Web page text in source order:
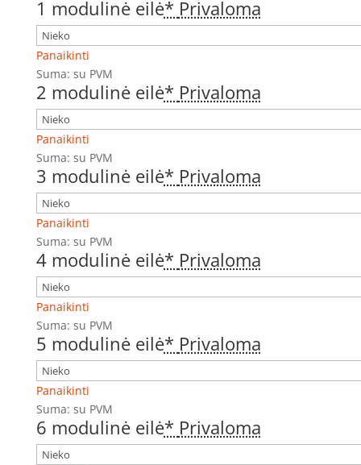
1 modulinė eilė* Privaloma
Panaikinti
Suma: su PVM
2 modulinė eilė* Privaloma
Panaikinti
Suma: su PVM
3 modulinė eilė* Privaloma
Panaikinti
Suma: su PVM
4 modulinė eilė* Privaloma
Panaikinti
Suma: su PVM
5 modulinė eilė* Privaloma
Panaikinti
Suma: su PVM
6 modulinė eilė* Privaloma